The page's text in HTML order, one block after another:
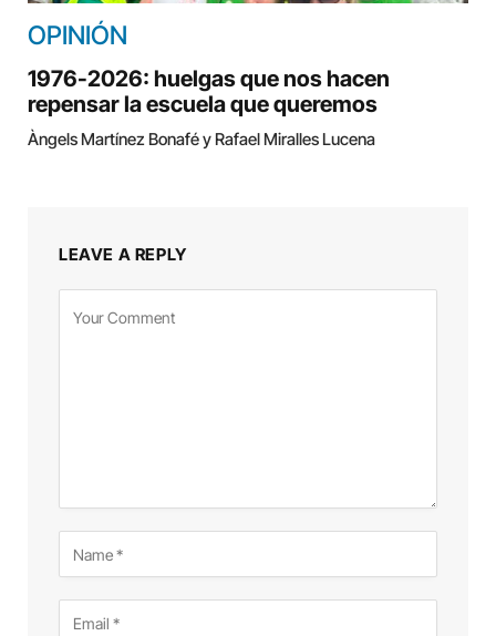
OPINIÓN
1976-2026: huelgas que nos hacen
repensar la escuela que queremos
Àngels Martínez Bonafé y Rafael Miralles Lucena
LEAVE A REPLY